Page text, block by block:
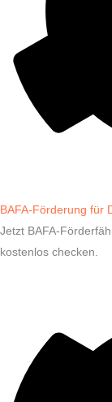
BAFA-Förderung für
Jetzt BAFA-
kostenlos checken.